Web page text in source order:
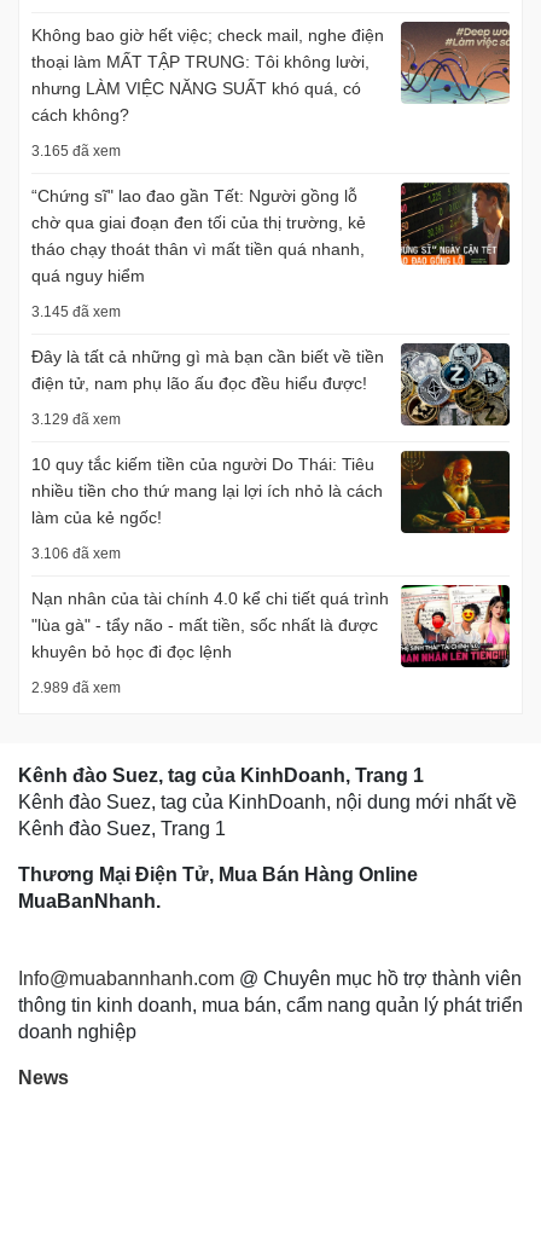
Không bao giờ hết việc; check mail, nghe điện
thoại làm MẤT TẬP TRUNG: Tôi không lười,
nhưng LÀM VIỆC NĂNG SUẤT khó quá, có
cách không?
3.165 đã xem
“Chứng sĩ" lao đao gần Tết: Người gồng lỗ
chờ qua giai đoạn đen tối của thị trường, kẻ
tháo chạy thoát thân vì mất tiền quá nhanh,
quá nguy hiểm
3.145 đã xem
Đây là tất cả những gì mà bạn cần biết về tiền
điện tử, nam phụ lão ấu đọc đều hiểu được!
3.129 đã xem
10 quy tắc kiếm tiền của người Do Thái: Tiêu
nhiều tiền cho thứ mang lại lợi ích nhỏ là cách
làm của kẻ ngốc!
3.106 đã xem
Nạn nhân của tài chính 4.0 kể chi tiết quá trình
"lùa gà" - tẩy não - mất tiền, sốc nhất là được
khuyên bỏ học đi đọc lệnh
2.989 đã xem
Kênh đào Suez, tag của KinhDoanh, Trang 1
Kênh đào Suez, tag của KinhDoanh, nội dung mới nhất về
Kênh đào Suez, Trang 1
Thương Mại Điện Tử, Mua Bán Hàng Online
MuaBanNhanh.
Info@muabannhanh.com @ Chuyên mục hồ trợ thành viên
thông tin kinh doanh, mua bán, cẩm nang quản lý phát triển
doanh nghiệp
News